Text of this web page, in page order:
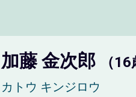
加藤 金次郎 （16
カトウ キンジロウ